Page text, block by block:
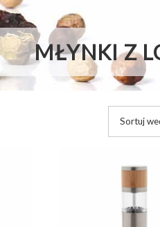
MŁYNKI Z